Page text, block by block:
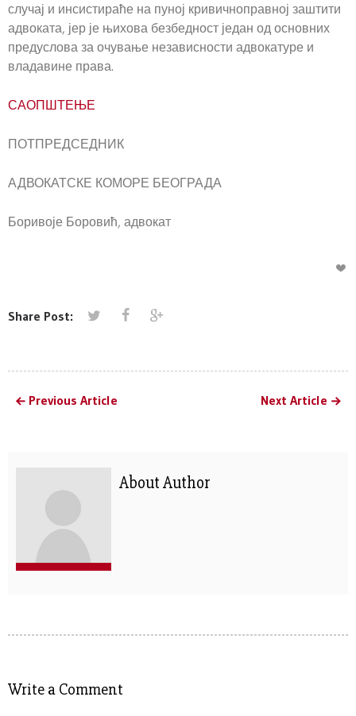
случај и инсистираће на пуној кривичноправној заштити
адвоката, јер је њихова безбедност један од основних
предуслова за очување независности адвокатуре и
владавине права.
САОПШТЕЊЕ
ПОТПРЕДСЕДНИК
АДВОКАТСКЕ КОМОРЕ БЕОГРАДА
Боривоје Боровић, адвокат
Share Post:
Previous Article Next Article
About Author
Write a Comment